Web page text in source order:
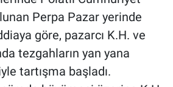
Perpa Pazar yerinde
göre, pazarcı K.H. ve
tezgahların yan yana
tartışma başladı.